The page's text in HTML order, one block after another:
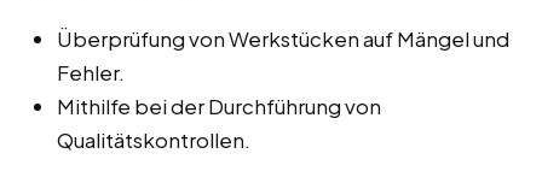
Überprüfung von Werkstücken auf Mängel und
Fehler.
Mithilfe bei der Durchführung von
Qualitätskontrollen.